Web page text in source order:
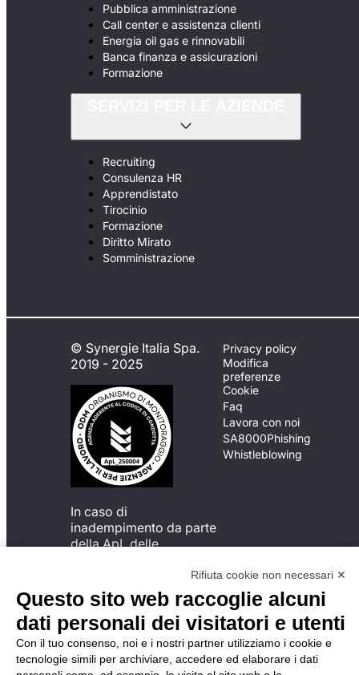
Pubblica amministrazione
Call center e assistenza clienti
Energia oil gas e rinnovabili
Banca finanza e assicurazioni
Formazione
Recruiting
Consulenza HR
Apprendistato
Tirocinio
Formazione
Diritto Mirato
Somministrazione
© Synergie Italia Spa.
2019 - 2025
In caso di
inadempimento da parte
della ApL delle
del Codice di Condotta, è
possibile presentare un
reclamo
all’Organismo di
Monitoraggio utilizzando
una delle modalità
descritte al seguente
Privacy policy
Modifica
preferenze
Cookie
Faq
Lavora con noi
SA8000Phishing
Whistleblowing
Rifiuta cookie non necessari ✕
Questo sito web raccoglie alcuni
dati personali dei visitatori e utenti
Con il tuo consenso, noi e i nostri partner utilizziamo i cookie e
tecnologie simili per archiviare, accedere ed elaborare i dati